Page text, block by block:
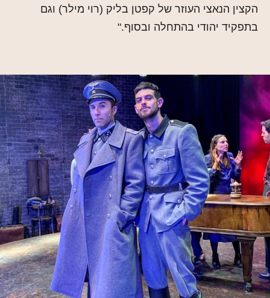
הקצין הנאצי העוזר של קפטן בליק (רוי מילר) וגם
בתפקיד יהודי בהתחלה ובסוף."